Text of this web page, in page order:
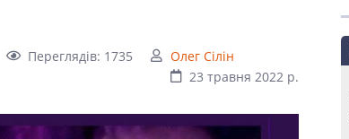
Переглядів: 1735
Олег Сілін
23 травня 2022 р.